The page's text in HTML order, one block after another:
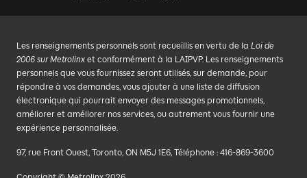
Les renseignements personnels sont recueillis en vertu de la Loi de
2006 sur Metrolinx et conformément à la LAIPVP. Les renseignements
personnels que vous fournissez seront utilisés, sur demande, pour
répondre à vos demandes, vous ajouter à une liste de diffusion
électronique qui pourrait envoyer des messages promotionnels,
améliorer et améliorer nos services, ou autrement vous fournir une
expérience personnalisée.
97, rue Front Ouest, Toronto, ON M5J 1E6, Téléphone : 416-869-3600